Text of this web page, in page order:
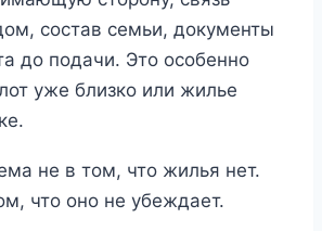
состав семьи, документы
до подачи. Это особенно
уже близко или жилье
не в том, что жилья нет.
что оно не убеждает.